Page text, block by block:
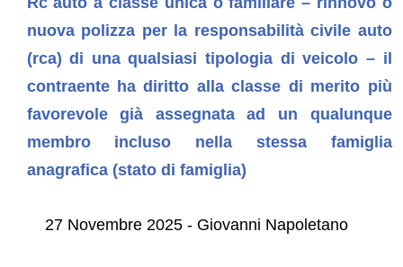
nuova polizza per la responsabilità civile auto
(rca) di una qualsiasi tipologia di veicolo – il
contraente ha diritto alla classe di merito più
favorevole già assegnata ad un qualunque
membro incluso nella stessa famiglia
anagrafica (stato di famiglia)
27 Novembre 2025 - Giovanni Napoletano